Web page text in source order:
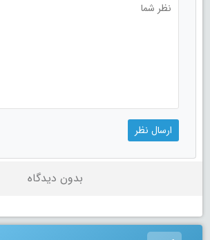
بدون دیدگاه